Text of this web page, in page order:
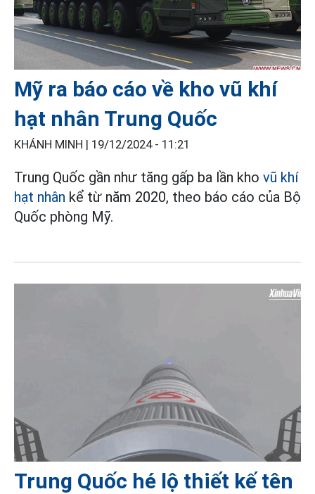
Mỹ ra báo cáo về kho vũ khí
hạt nhân Trung Quốc
KHÁNH MINH | 19/12/2024 - 11:21
Trung Quốc gần như tăng gấp ba lần kho vũ khí
hạt nhân kể từ năm 2020, theo báo cáo của Bộ
Quốc phòng Mỹ.
Trung Quốc hé lộ thiết kế tên